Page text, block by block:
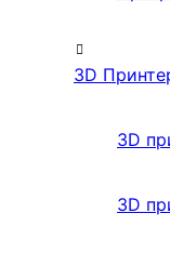
3D
3D
3D